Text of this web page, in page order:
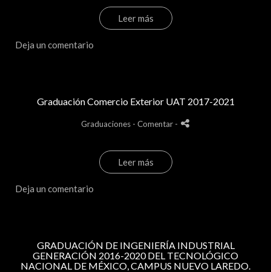
Leer más
Deja un comentario
Graduación Comercio Exterior UAT 2017-2021
Graduaciones - Comentar -
Leer más
Deja un comentario
GRADUACIÓN DE INGENIERÍA INDUSTRIAL
GENERACIÓN 2016-2020 DEL TECNOLÓGICO
NACIONAL DE MÉXICO, CAMPUS NUEVO LAREDO.